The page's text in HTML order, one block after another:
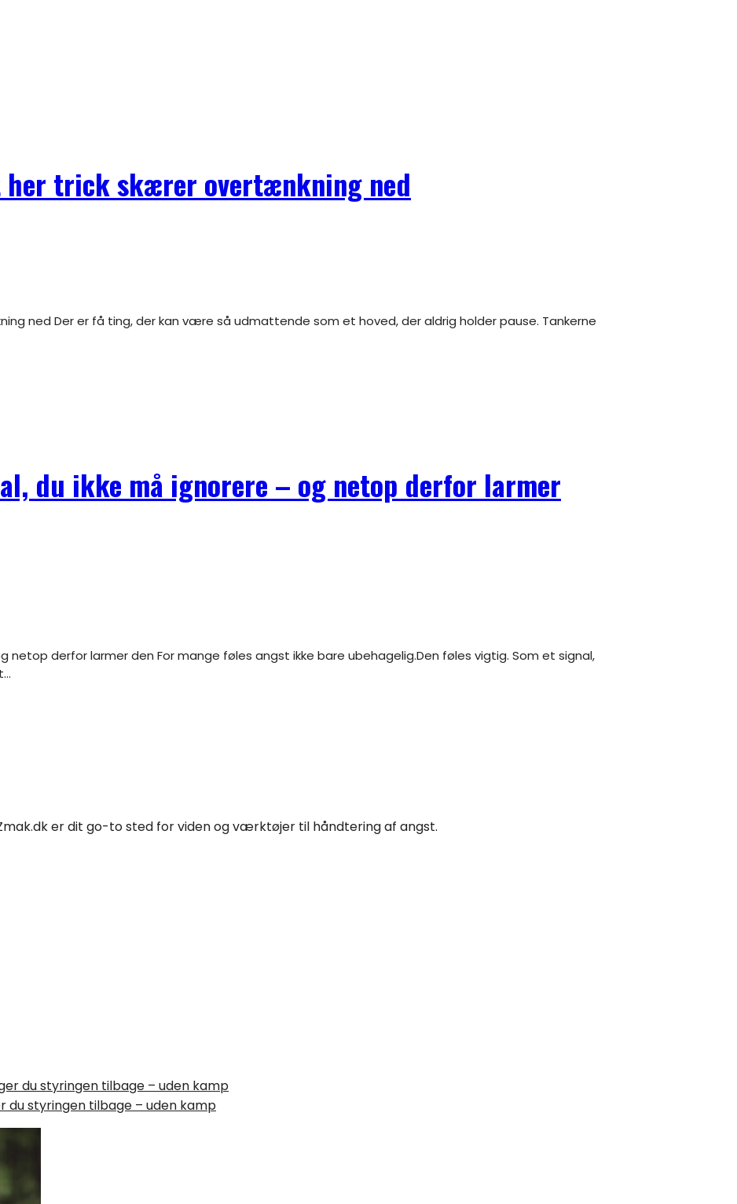
her trick skærer overtænkning ned
du ikke må ignorere – og netop derfor larmer
er dit go-to sted for viden og værktøjer til håndtering af angst.
du styringen tilbage – uden kamp